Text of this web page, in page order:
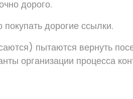
дорого.
дорогие ссылки.
пытаются вернуть
организации процесса